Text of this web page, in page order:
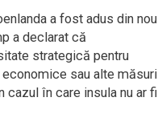
a fost adus din nou
a declarat că
strategică pentru
economice sau alte măsuri
cazul în care insula nu ar fi